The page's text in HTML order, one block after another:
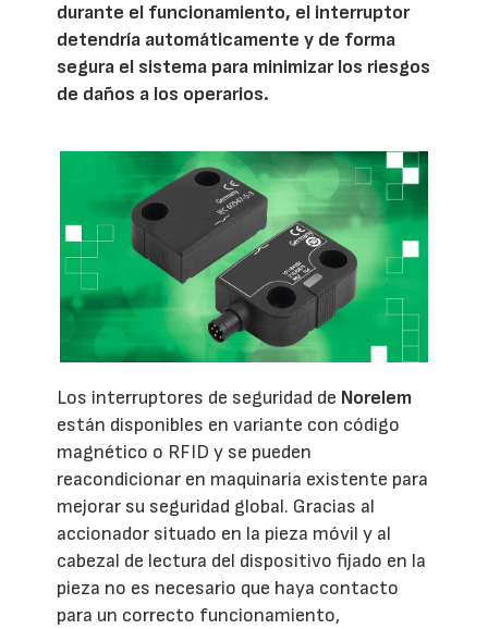
durante el funcionamiento, el interruptor
detendría automáticamente y de forma
segura el sistema para minimizar los riesgos
de daños a los operarios.
Los interruptores de seguridad de Norelem
están disponibles en variante con código
magnético o RFID y se pueden
reacondicionar en maquinaria existente para
mejorar su seguridad global. Gracias al
accionador situado en la pieza móvil y al
cabezal de lectura del dispositivo fijado en la
pieza no es necesario que haya contacto
para un correcto funcionamiento,